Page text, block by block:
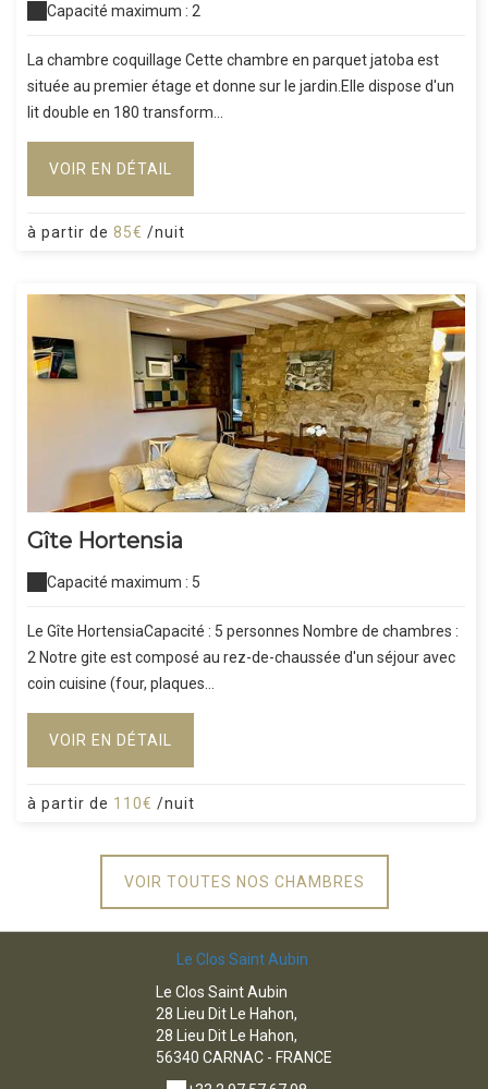
Capacité maximum : 2
La chambre coquillage Cette chambre en parquet jatoba est
située au premier étage et donne sur le jardin.Elle dispose d'un
lit double en 180 transform...
VOIR EN DÉTAIL
à partir de 85€ /nuit
Gîte Hortensia
Capacité maximum : 5
Le Gîte HortensiaCapacité : 5 personnes Nombre de chambres :
2 Notre gite est composé au rez-de-chaussée d'un séjour avec
coin cuisine (four, plaques...
VOIR EN DÉTAIL
à partir de 110€ /nuit
VOIR TOUTES NOS CHAMBRES
Le Clos Saint Aubin
Le Clos Saint Aubin
28 Lieu Dit Le Hahon,
28 Lieu Dit Le Hahon,
56340 CARNAC - FRANCE